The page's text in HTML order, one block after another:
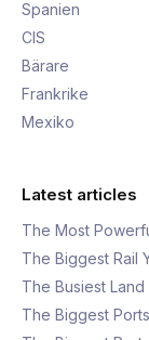
Spanien
CIS
Bärare
Frankrike
Mexiko
Latest articles
The Most
The Biggest Rail
The Busiest
The Biggest